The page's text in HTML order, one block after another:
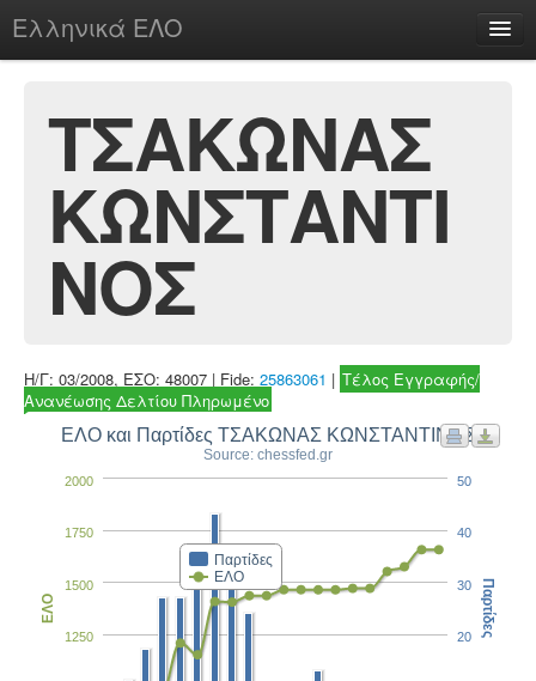
Ελληνικά ΕΛΟ
chesstu.be @ discord
Login
ΤΣΑΚΩΝΑΣ
ΚΩΝΣΤΑΝΤΙ
ΝΟΣ
Η/Γ: 03/2008, ΕΣΟ: 48007 | Fide: 25863061 | Τέλος Εγγραφής/
Ανανέωσης Δελτίου Πληρωμένο
ΕΛΟ και Παρτίδες ΤΣΑΚΩΝΑΣ ΚΩΝΣΤΑΝΤΙΝΟΣ
Source: chessfed.gr
Παρτίδες
ΕΛΟ
1250
1500
1750
2000
ΕΛΟ
20
30
40
50
Παρτίδες